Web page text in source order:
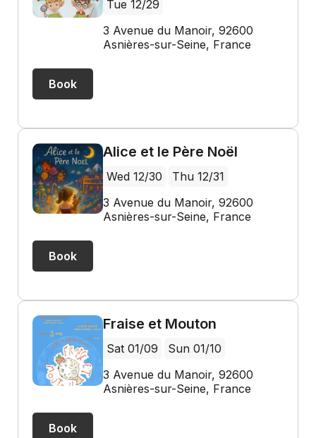
Tue 12/29
3 Avenue du Manoir, 92600
Asnières-sur-Seine, France
Book
Alice et le Père Noël
Wed 12/30
Thu 12/31
3 Avenue du Manoir, 92600
Asnières-sur-Seine, France
Book
Fraise et Mouton
Sat 01/09
Sun 01/10
3 Avenue du Manoir, 92600
Asnières-sur-Seine, France
Book